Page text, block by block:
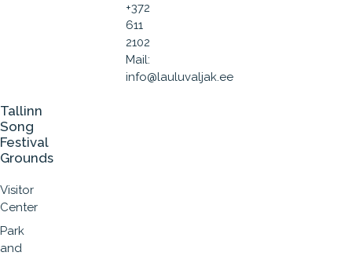
+372
611
2102
Mail:
info@lauluvaljak.ee
Tallinn
Song
Festival
Grounds
Visitor
Center
Park
and